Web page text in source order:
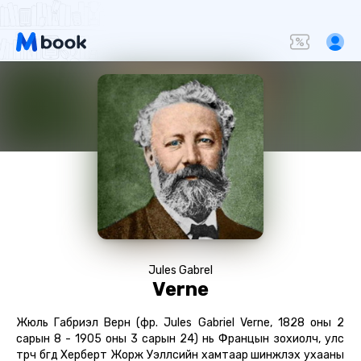
Jules Gabrel
Verne
Жюль Габриэл Верн (фр. Jules Gabriel Verne, 1828 оны 2
сарын 8 - 1905 оны 3 сарын 24) нь Францын зохиолч, улс
төрч бөгөөд Херберт Жорж Уэллсийн хамтаар шинжлэх ухааны